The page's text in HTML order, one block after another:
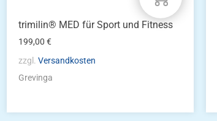
trimilin® MED für Sport und Fitness
199,00€
zzgl.Versandkosten
Grevinga